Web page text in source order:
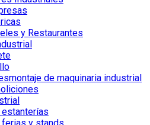
y Restaurantes
de maquinaria industrial